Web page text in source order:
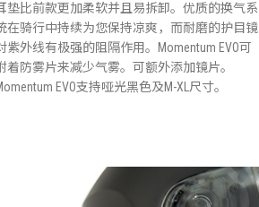
垫比前款更加柔软并且易拆卸。优质的换气系
在骑行中持续为您保持凉爽，而耐磨的护目镜
紫外线有极强的阻隔作用。Momentum EVO可
着防雾片来减少气雾。可额外添加镜片。
EVO支持哑光黑色及M-XL尺寸。